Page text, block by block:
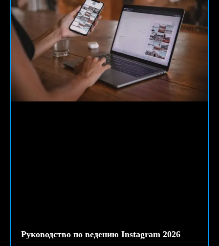
Руководство по ведению Instagram 2026